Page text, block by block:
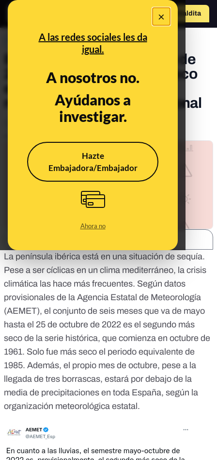
×
A las redes sociales les da
igual.
A nosotros no.
Ayúdanos a
investigar.
Hazte
Embajadora/Embajador
Ahora no
Hazte Maldita
PREBUNKING
El semestre mayo-octubre de
2022 es el segundo más seco
en España desde que hay
registros, de forma provisional
La península ibérica está en una situación de sequía.
Pese a ser cíclicas en un clima mediterráneo, la crisis
climática las hace más frecuentes. Según datos
provisionales de la Agencia Estatal de Meteorología
(AEMET), el conjunto de seis meses que va de mayo
hasta el 25 de octubre de 2022 es el segundo más
seco de la serie histórica, que comienza en octubre de
1961. Solo fue más seco el periodo equivalente de
1985. Además, el propio mes de octubre, pese a la
llegada de tres borrascas, estará por debajo de la
media de precipitaciones en toda España, según la
organización meteorológica estatal.